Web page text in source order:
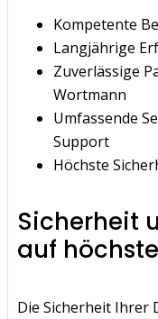
Kompetente
Langjährige
Zuverlässige
Wortmann
Umfassende
Support
Höchste
Sicherheit
auf
Die Sicherheit Ihrer